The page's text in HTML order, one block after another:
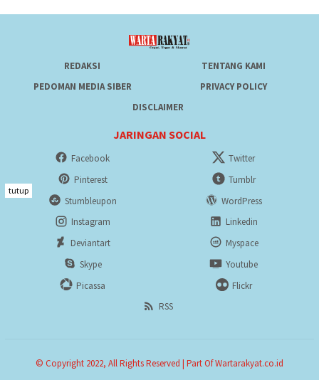
REDAKSI
TENTANG KAMI
PEDOMAN MEDIA SIBER
PRIVACY POLICY
DISCLAIMER
JARINGAN SOCIAL
Facebook
Twitter
Pinterest
Tumblr
Stumbleupon
WordPress
Instagram
Linkedin
Deviantart
Myspace
Skype
Youtube
Picassa
Flickr
RSS
© Copyright 2022, All Rights Reserved | Part Of Wartarakyat.co.id
tutup